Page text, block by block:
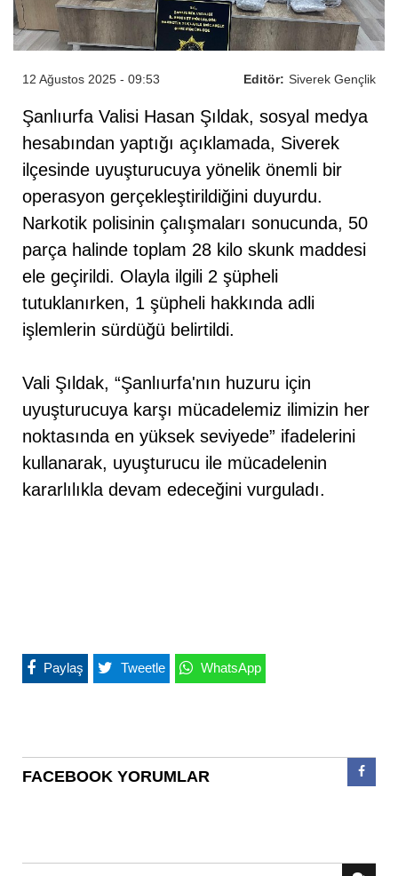
Editör: Siverek Gençlik
12 Ağustos 2025 - 09:53
Şanlıurfa Valisi Hasan Şıldak, sosyal medya
hesabından yaptığı açıklamada, Siverek
ilçesinde uyuşturucuya yönelik önemli bir
operasyon gerçekleştirildiğini duyurdu.
Narkotik polisinin çalışmaları sonucunda, 50
parça halinde toplam 28 kilo skunk maddesi
ele geçirildi. Olayla ilgili 2 şüpheli
tutuklanırken, 1 şüpheli hakkında adli
işlemlerin sürdüğü belirtildi.
Vali Şıldak, “Şanlıurfa'nın huzuru için
uyuşturucuya karşı mücadelemiz ilimizin her
noktasında en yüksek seviyede” ifadelerini
kullanarak, uyuşturucu ile mücadelenin
kararlılıkla devam edeceğini vurguladı.
Paylaş Tweetle WhatsApp
FACEBOOK YORUMLAR